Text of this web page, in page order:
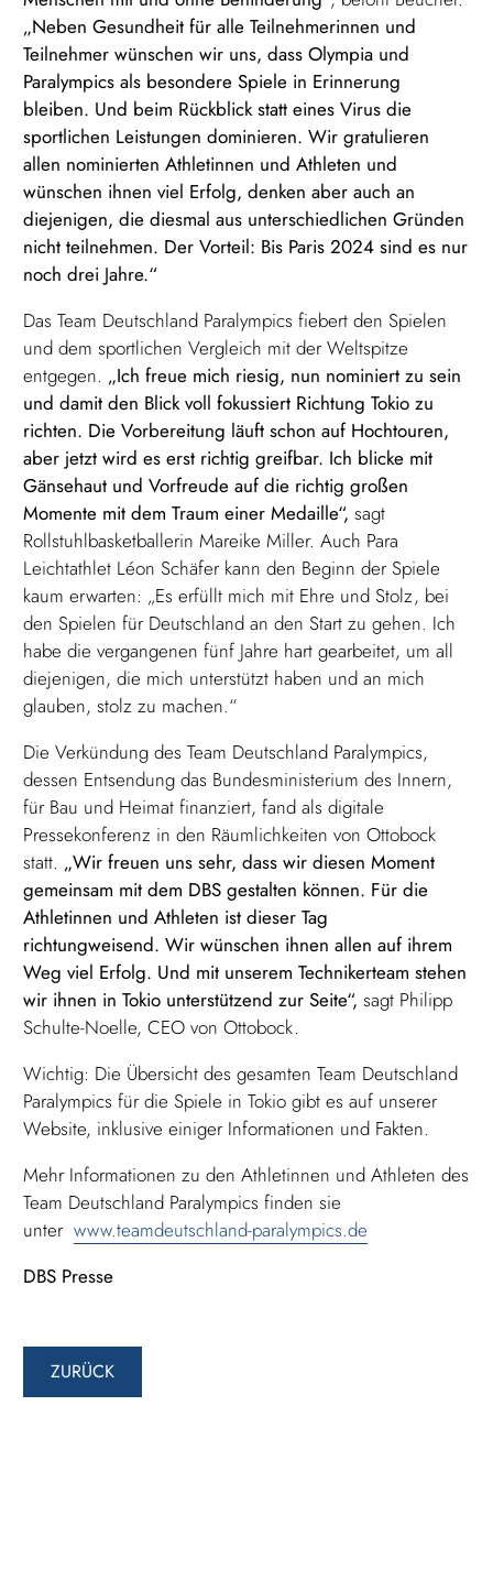
„Neben Gesundheit für alle Teilnehmerinnen und
Teilnehmer wünschen wir uns, dass Olympia und
Paralympics als besondere Spiele in Erinnerung
bleiben. Und beim Rückblick statt eines Virus die
sportlichen Leistungen dominieren. Wir gratulieren
allen nominierten Athletinnen und Athleten und
wünschen ihnen viel Erfolg, denken aber auch an
diejenigen, die diesmal aus unterschiedlichen Gründen
nicht teilnehmen. Der Vorteil: Bis Paris 2024 sind es nur
noch drei Jahre.“
Das Team Deutschland Paralympics fiebert den Spielen
und dem sportlichen Vergleich mit der Weltspitze
entgegen. „Ich freue mich riesig, nun nominiert zu sein
und damit den Blick voll fokussiert Richtung Tokio zu
richten. Die Vorbereitung läuft schon auf Hochtouren,
aber jetzt wird es erst richtig greifbar. Ich blicke mit
Gänsehaut und Vorfreude auf die richtig großen
Momente mit dem Traum einer Medaille“, sagt
Rollstuhlbasketballerin Mareike Miller. Auch Para
Leichtathlet Léon Schäfer kann den Beginn der Spiele
kaum erwarten: „Es erfüllt mich mit Ehre und Stolz, bei
den Spielen für Deutschland an den Start zu gehen. Ich
habe die vergangenen fünf Jahre hart gearbeitet, um all
diejenigen, die mich unterstützt haben und an mich
glauben, stolz zu machen.“
Die Verkündung des Team Deutschland Paralympics,
dessen Entsendung das Bundesministerium des Innern,
für Bau und Heimat finanziert, fand als digitale
Pressekonferenz in den Räumlichkeiten von Ottobock
statt. „Wir freuen uns sehr, dass wir diesen Moment
gemeinsam mit dem DBS gestalten können. Für die
Athletinnen und Athleten ist dieser Tag
richtungweisend. Wir wünschen ihnen allen auf ihrem
Weg viel Erfolg. Und mit unserem Technikerteam stehen
wir ihnen in Tokio unterstützend zur Seite“, sagt Philipp
Schulte-Noelle, CEO von Ottobock.
Wichtig: Die Übersicht des gesamten Team Deutschland
Paralympics für die Spiele in Tokio gibt es auf unserer
Website, inklusive einiger Informationen und Fakten.
Mehr Informationen zu den Athletinnen und Athleten des
Team Deutschland Paralympics finden sie
unterwww.teamdeutschland-paralympics.de
DBS Presse
ZURÜCK